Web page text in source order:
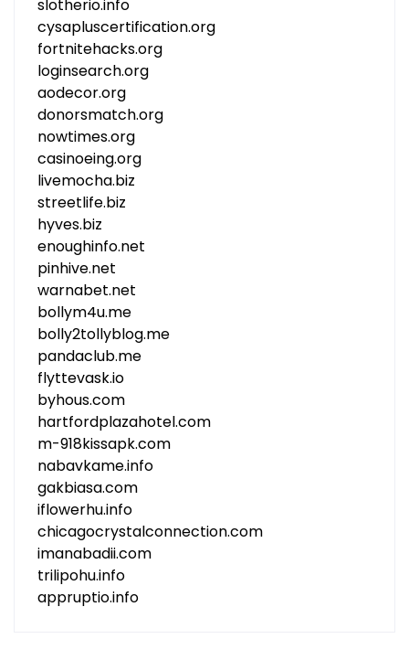
slotherio.info
cysapluscertification.org
fortnitehacks.org
loginsearch.org
aodecor.org
donorsmatch.org
nowtimes.org
casinoeing.org
livemocha.biz
streetlife.biz
hyves.biz
enoughinfo.net
pinhive.net
warnabet.net
bollym4u.me
bolly2tollyblog.me
pandaclub.me
flyttevask.io
byhous.com
hartfordplazahotel.com
m-918kissapk.com
nabavkame.info
gakbiasa.com
iflowerhu.info
chicagocrystalconnection.com
imanabadii.com
trilipohu.info
appruptio.info